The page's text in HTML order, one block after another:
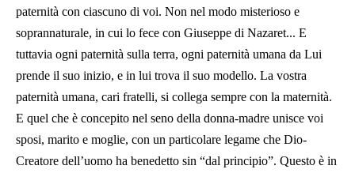
paternità con ciascuno di voi. Non nel modo misterioso e
soprannaturale, in cui lo fece con Giuseppe di Nazaret... E
tuttavia ogni paternità sulla terra, ogni paternità umana da Lui
prende il suo inizio, e in lui trova il suo modello. La vostra
paternità umana, cari fratelli, si collega sempre con la maternità.
E quel che è concepito nel seno della donna-madre unisce voi
sposi, marito e moglie, con un particolare legame che Dio-
Creatore dell’uomo ha benedetto sin “dal principio”. Questo è in